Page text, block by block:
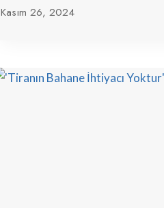
Kasım 26, 2024